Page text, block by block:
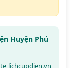
Huyện Phú
lichcupdien.vn